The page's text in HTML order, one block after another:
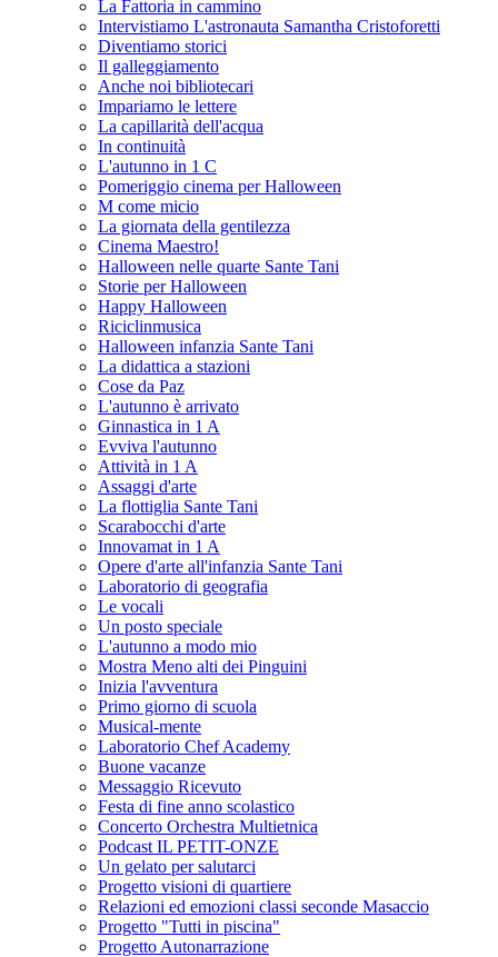
La Fattoria in cammino
Intervistiamo L'astronauta Samantha Cristoforetti
Diventiamo storici
Il galleggiamento
Anche noi bibliotecari
Impariamo le lettere
La capillarità dell'acqua
In continuità
L'autunno in 1 C
Pomeriggio cinema per Halloween
M come micio
La giornata della gentilezza
Cinema Maestro!
Halloween nelle quarte Sante Tani
Storie per Halloween
Happy Halloween
Riciclinmusica
Halloween infanzia Sante Tani
La didattica a stazioni
Cose da Paz
L'autunno è arrivato
Ginnastica in 1 A
Evviva l'autunno
Attività in 1 A
Assaggi d'arte
La flottiglia Sante Tani
Scarabocchi d'arte
Innovamat in 1 A
Opere d'arte all'infanzia Sante Tani
Laboratorio di geografia
Le vocali
Un posto speciale
L'autunno a modo mio
Mostra Meno alti dei Pinguini
Inizia l'avventura
Primo giorno di scuola
Musical-mente
Laboratorio Chef Academy
Buone vacanze
Messaggio Ricevuto
Festa di fine anno scolastico
Concerto Orchestra Multietnica
Podcast IL PETIT-ONZE
Un gelato per salutarci
Progetto visioni di quartiere
Relazioni ed emozioni classi seconde Masaccio
Progetto "Tutti in piscina"
Progetto Autonarrazione